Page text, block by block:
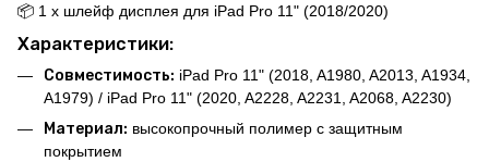
📦 1 x шлейф дисплея для iPad Pro 11" (2018/2020)
Характеристики:
Совместимость: iPad Pro 11" (2018, A1980, A2013, A1934,
A1979) / iPad Pro 11" (2020, A2228, A2231, A2068, A2230)
Материал: высокопрочный полимер с защитным
покрытием